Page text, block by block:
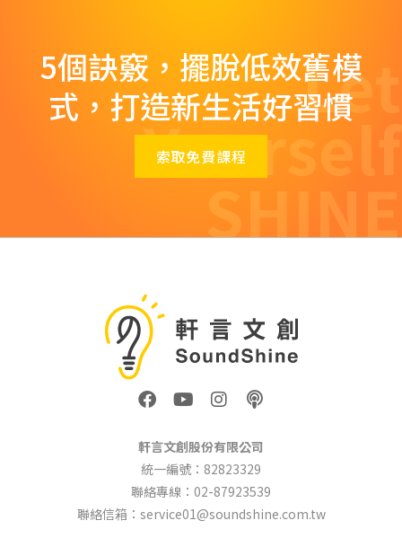
5個訣竅，擺脫低效舊模
式，打造新生活好習慣
索取免費課程
Let
Yourself
SHINE
F
a
e
b
o
o
k
Y
o
t
u
b
e
I
n
t
a
g
r
a
P
o
c
a
s
t
軒言文創股份有限公司
統一編號：82823329
聯絡專線：02-87923539
聯絡信箱：service01@soundshine.com.tw